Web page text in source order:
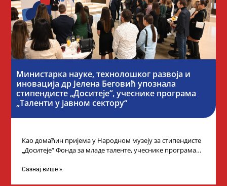
Министарка науке, технолошког развоја и
иновација др Јелена Беговић упознала
стипендисте „Доситеје“, учеснике програма
„Таленти у јавном сектору“
Као домаћин пријема у Народном музеју за стипендисте
„Доситеје“ Фонда за младе таленте, учеснике програма
Сазнај више »